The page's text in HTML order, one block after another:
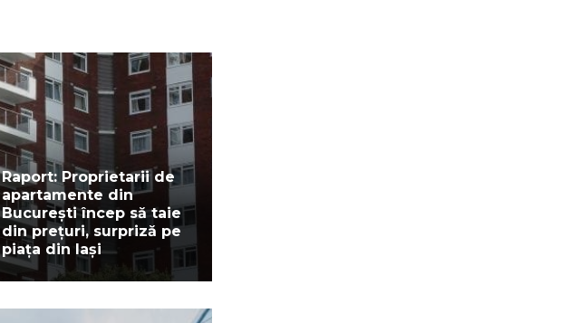
Raport: Proprietarii de
apartamente din
București încep să taie
din prețuri, surpriză pe
piața din Iași